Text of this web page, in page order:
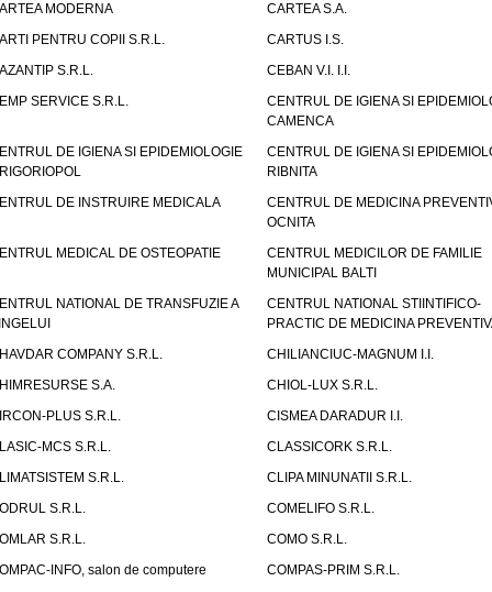
MODERNA
CARTEA S.A.
PENTRU COPII S.R.L.
CARTUS I.S.
S.R.L.
CEBAN V.I. I.I.
SERVICE S.R.L.
CENTRUL DE IGIENA SI
CAMENCA
DE IGIENA SI EPIDEMIOLOGIE
CENTRUL DE IGIENA SI
RIBNITA
DE INSTRUIRE MEDICALA
CENTRUL DE MEDICINA
OCNITA
MEDICAL DE OSTEOPATIE
CENTRUL MEDICILOR DE FAMILIE
MUNICIPAL BALTI
NATIONAL DE TRANSFUZIE A
CENTRUL NATIONAL STIINTIFICO-
PRACTIC DE MEDICINA
COMPANY S.R.L.
CHILIANCIUC-MAGNUM I.I.
S.A.
CHIOL-LUX S.R.L.
PLUS S.R.L.
CISMEA DARADUR I.I.
MCS S.R.L.
CLASSICORK S.R.L.
S.R.L.
CLIPA MINUNATII S.R.L.
S.R.L.
COMELIFO S.R.L.
S.R.L.
COMO S.R.L.
INFO, salon de computere
COMPAS-PRIM S.R.L.